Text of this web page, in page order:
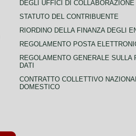
DEGLI UFFICI DI COLLABORAZIONE
STATUTO DEL CONTRIBUENTE
RIORDINO DELLA FINANZA DEGLI
REGOLAMENTO POSTA
REGOLAMENTO GENERALE SULLA
DATI
CONTRATTO COLLETTIVO
DOMESTICO